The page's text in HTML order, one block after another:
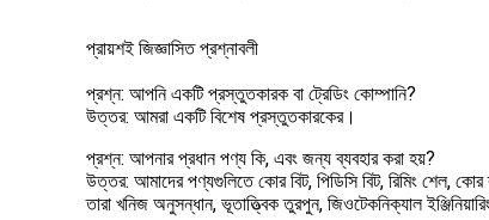
প্রায়শই জিজ্ঞাসিত প্রশ্নাবলী
প্রশ্ন: আপনি একটি প্রস্তুতকারক বা ট্রেডিং কোম্পানি?
উত্তর: আমরা একটি বিশেষ প্রস্তুতকারকের।
প্রশ্ন: আপনার প্রধান পণ্য কি, এবং জন্য ব্যবহার করা হয়?
উত্তর: আমাদের পণ্যগুলিতে কোর বিট, পিডিসি বিট, রিমিং শেল, কোর
তারা খনিজ অনুসন্ধান, ভূতাত্ত্বিক তুরপুন, জিওটেকনিক্যাল